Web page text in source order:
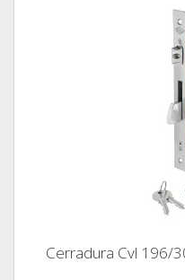
Cerradura Cvl 196/